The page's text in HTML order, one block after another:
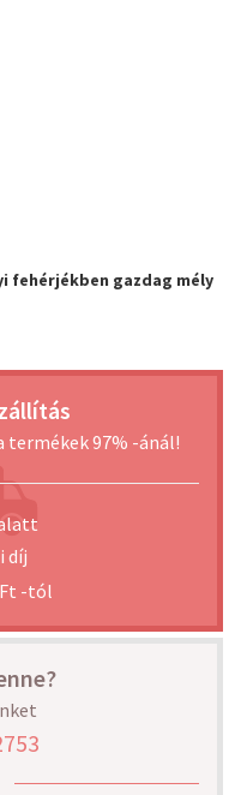
fehérjékben gazdag mély
termékek 97% -ánál!
díj
-tól